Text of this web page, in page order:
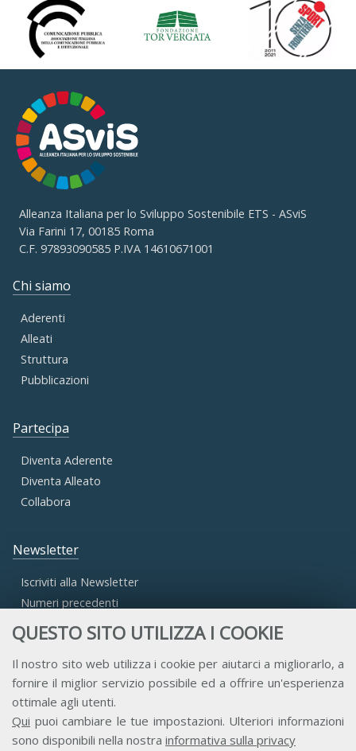
QUESTO SITO UTILIZZA I COOKIE
Il nostro sito web utilizza i cookie per aiutarci a migliorarlo, a
fornire il miglior servizio possibile ed a offrire un'esperienza
ottimale agli utenti.
Qui puoi cambiare le tue impostazioni. Ulteriori informazioni
sono disponibili nella nostra informativa sulla privacy
Alleanza Italiana per lo Sviluppo Sostenibile ETS - ASviS
Via Farini 17, 00185 Roma
C.F. 97893090585 P.IVA 14610671001
Chi siamo
Aderenti
Alleati
Struttura
Pubblicazioni
Partecipa
Diventa Aderente
Diventa Alleato
Collabora
Newsletter
Iscriviti alla Newsletter
Numeri precedenti
Accesso Aderenti
Accesso Consulta
Accesso Team